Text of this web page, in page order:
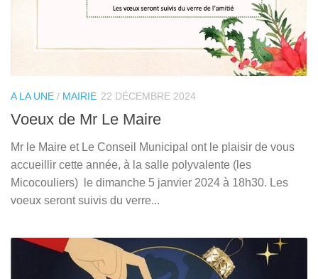
A LA UNE / MAIRIE 22 DÉCEMBRE 2024
Voeux de Mr Le Maire
Mr le Maire et Le Conseil Municipal ont le plaisir de vous
accueillir cette année, à la salle polyvalente (les
Micocouliers) le dimanche 5 janvier 2024 à 18h30. Les
voeux seront suivis du verre...